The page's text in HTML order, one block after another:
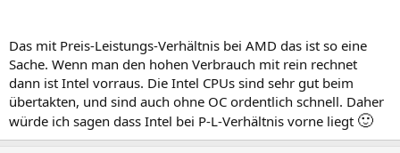
Das mit Preis-Leistungs-Verhältnis bei AMD das ist so eine
Sache. Wenn man den hohen Verbrauch mit rein rechnet
dann ist Intel vorraus. Die Intel CPUs sind sehr gut beim
übertakten, und sind auch ohne OC ordentlich schnell. Daher
würde ich sagen dass Intel bei P-L-Verhältnis vorne liegt 🙂